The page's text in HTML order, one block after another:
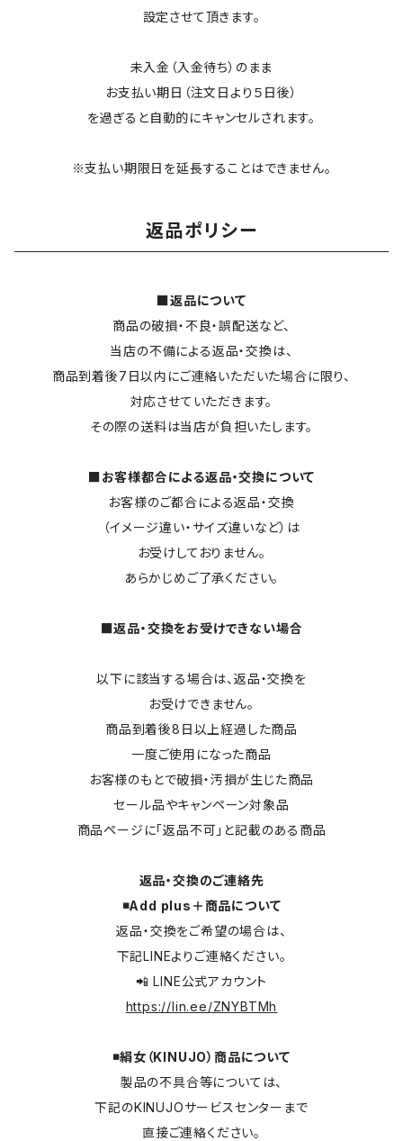
設定させて頂きます。
未入金（入金待ち）のまま
お支払い期日（注文日より５日後）
を過ぎると自動的にキャンセルされます。
※支払い期限日を延長することはできません。
返品ポリシー
■返品について
商品の破損・不良・誤配送など、
当店の不備による返品・交換は、
商品到着後7日以内にご連絡いただいた場合に限り、
対応させていただきます。
その際の送料は当店が負担いたします。
■お客様都合による返品・交換について
お客様のご都合による返品・交換
（イメージ違い・サイズ違いなど）は
お受けしておりません。
あらかじめご了承ください。
■返品・交換をお受けできない場合
以下に該当する場合は、返品・交換を
お受けできません。
商品到着後8日以上経過した商品
一度ご使用になった商品
お客様のもとで破損・汚損が生じた商品
セール品やキャンペーン対象品
商品ページに「返品不可」と記載のある商品
返品・交換のご連絡先
◾️Add plus＋商品について
返品・交換をご希望の場合は、
下記LINEよりご連絡ください。
📲 LINE公式アカウント
https://lin.ee/ZNYBTMh
◾️絹女（KINUJO）商品について
製品の不具合等については、
下記のKINUJOサービスセンターまで
直接ご連絡ください。